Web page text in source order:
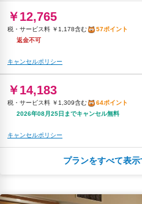
キャンセルポリシー
￥12,765
税・サービス料 ￥1,178含む
57ポイント
返金不可
キャンセルポリシー
￥14,183
税・サービス料 ￥1,309含む
64ポイント
2026年08月25日までキャンセル無料
キャンセルポリシー
プランをすべて表示